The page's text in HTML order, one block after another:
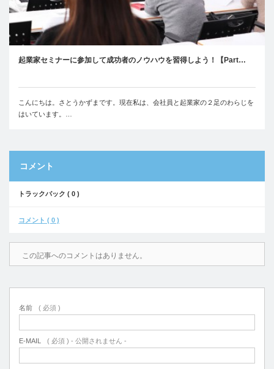
起業家セミナーに参加して成功者のノウハウを習得しよう！【Part…
こんにちは。さとうかずまです。現在私は、会社員と起業家の２足のわらじを
はいています。…
コメント
トラックバック ( 0 )
コメント ( 0 )
この記事へのコメントはありません。
名前 ( 必須 )
E-MAIL ( 必須 ) - 公開されません -